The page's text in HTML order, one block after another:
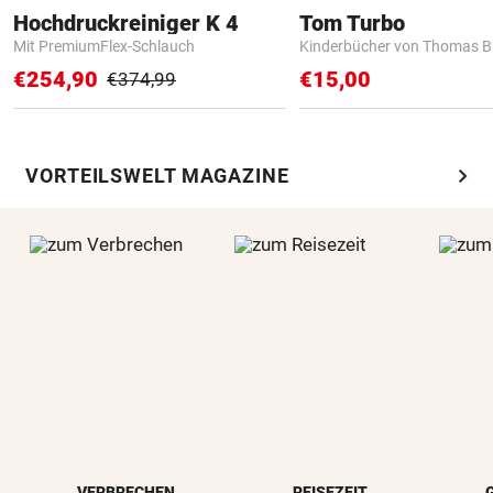
Hochdruckreiniger K 4
Mit PremiumFlex-Schlauch
€254,90 €374,99
Tom Turbo
Kinderbücher von Thomas
€15,00
VORTEILSWELT MAGAZINE chevron_right